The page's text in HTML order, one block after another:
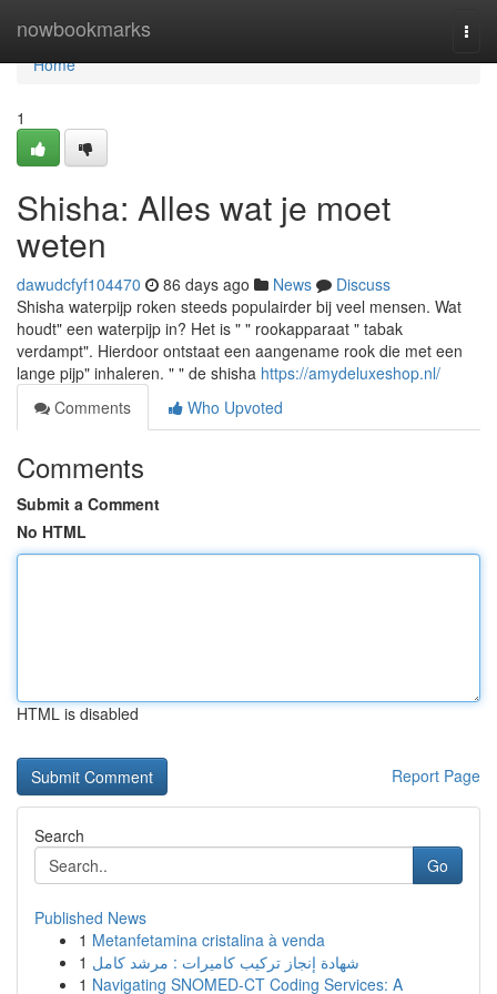
nowbookmarks
Home
Home
1
Shisha: Alles wat je moet
weten
dawudcfyf104470 86 days ago News
Discuss
Shisha waterpijp roken steeds populairder bij veel mensen. Wat
houdt" een waterpijp in? Het is " " rookapparaat " tabak
verdampt". Hierdoor ontstaat een aangename rook die met een
lange pijp" inhaleren. " " de shisha https://amydeluxeshop.nl/
Comments
Who Upvoted
Comments
Submit a Comment
No HTML
HTML is disabled
Report Page
Search
Go
Published News
1 Metanfetamina cristalina à venda
1 شهادة إنجاز تركيب كاميرات : مرشد كامل
1 Navigating SNOMED-CT Coding Services: A